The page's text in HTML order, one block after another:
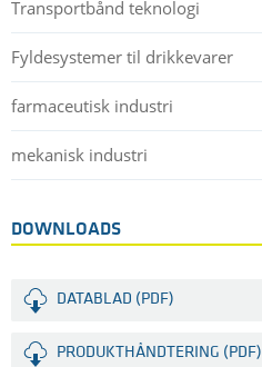
Transportbånd teknologi
Fyldesystemer til drikkevarer
farmaceutisk industri
mekanisk industri
DOWNLOADS
DATABLAD (PDF)
PRODUKTHÅNDTERING (PDF)